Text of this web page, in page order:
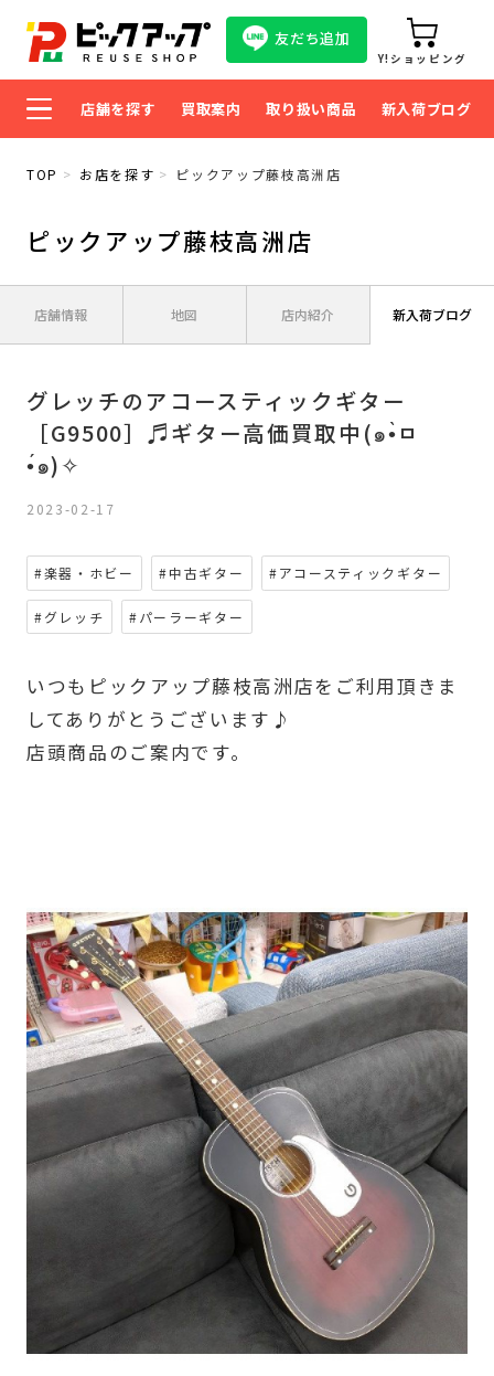
友だち追加
Y!ショッピング
店舗を探す 買取案内 取り扱い商品 新入荷ブログ
TOP お店を探す ピックアップ藤枝高洲店
ピックアップ藤枝高洲店
店舗情報 地図 店内紹介 新入荷ブログ
グレッチのアコースティックギター
［G9500］♬ギター高価買取中(๑•̀ㅁ
•́๑)✧
2023-02-17
#楽器・ホビー #中古ギター #アコースティックギター
#グレッチ #パーラーギター
いつもピックアップ藤枝高洲店をご利用頂きま
してありがとうございます♪
店頭商品のご案内です。